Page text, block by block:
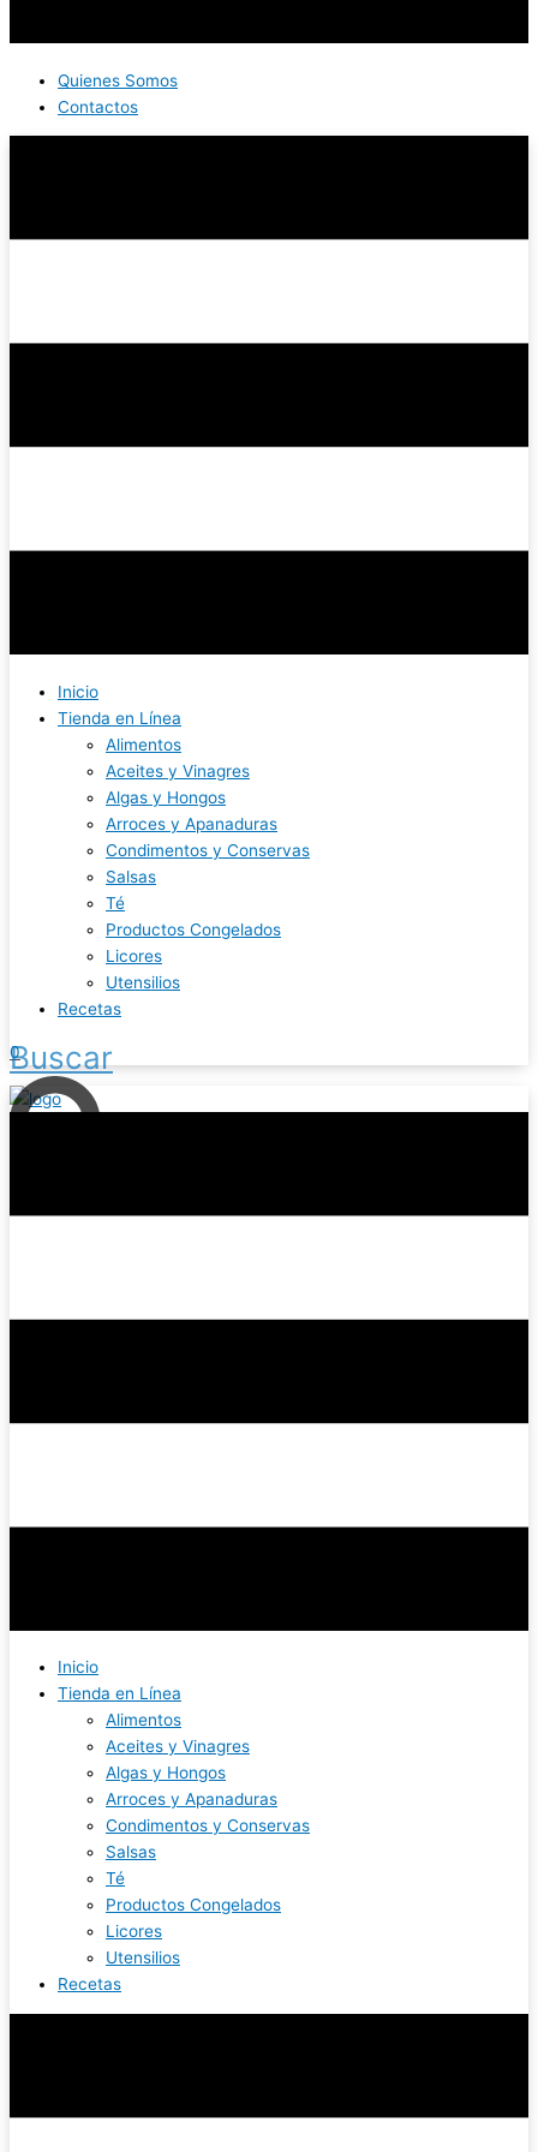
Quienes Somos
Contactos
Inicio
Tienda en Línea
Alimentos
Aceites y Vinagres
Algas y Hongos
Arroces y Apanaduras
Condimentos y Conservas
Salsas
Té
Productos Congelados
Licores
Utensilios
Recetas
Buscar
0
Inicio
Tienda en Línea
Alimentos
Aceites y Vinagres
Algas y Hongos
Arroces y Apanaduras
Condimentos y Conservas
Salsas
Té
Productos Congelados
Licores
Utensilios
Recetas